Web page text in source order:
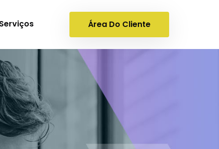
Área Do Cliente